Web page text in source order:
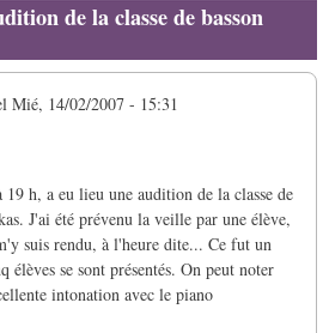
de la classe de basson
Mié, 14/02/2007 - 15:31
h, a eu lieu une audition de la classe de
J'ai été prévenu la veille par une élève,
suis rendu, à l'heure dite... Ce fut un
élèves se sont présentés. On peut noter
intonation avec le piano